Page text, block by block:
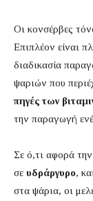
Οι κονσέρβες
Επιπλέον είναι
διαδικασία
ψαριών που
πηγές των
την παραγωγή
Σε ό,τι αφορά
σε υδράργυρο,
στα ψάρια, οι